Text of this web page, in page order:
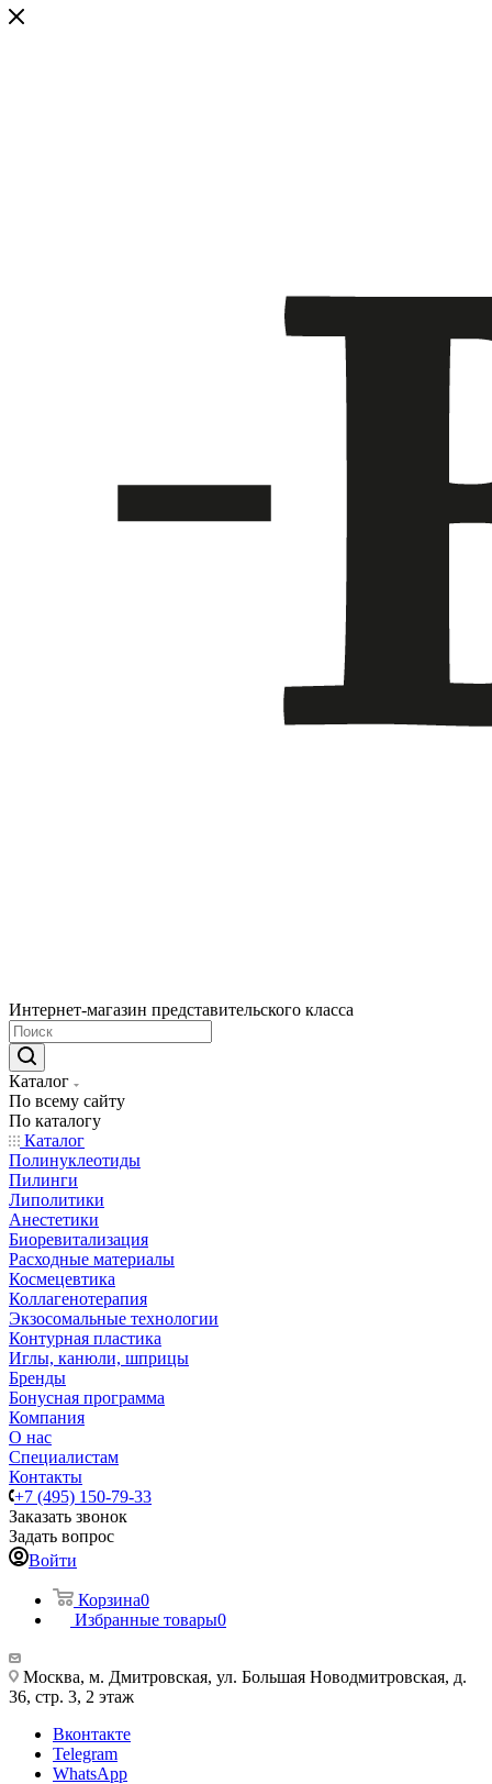
Интернет-магазин представительского класса
Каталог
По всему сайту
По каталогу
Каталог
Полинуклеотиды
Пилинги
Липолитики
Анестетики
Биоревитализация
Расходные материалы
Космецевтика
Коллагенотерапия
Экзосомальные технологии
Контурная пластика
Иглы, канюли, шприцы
Бренды
Бонусная программа
Компания
О нас
Специалистам
Контакты
+7 (495) 150-79-33
Заказать звонок
Задать вопрос
Войти
Корзина0
Избранные товары0
Москва, м. Дмитровская, ул. Большая Новодмитровская, д.
36, стр. 3, 2 этаж
Вконтакте
Telegram
WhatsApp